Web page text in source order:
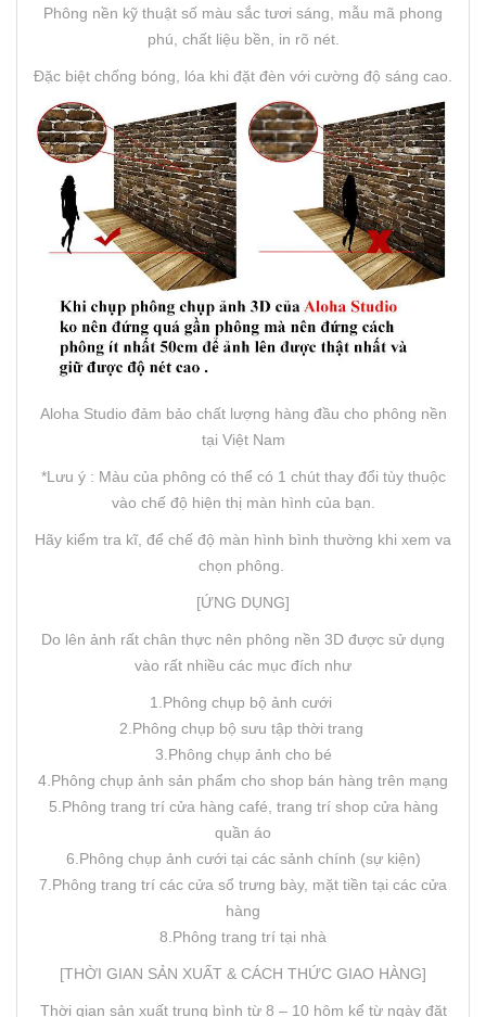
Phông nền kỹ thuật số màu sắc tươi sáng, mẫu mã phong
phú, chất liệu bền, in rõ nét.
Đặc biệt chống bóng, lóa khi đặt đèn với cường độ sáng cao.
Aloha Studio đảm bảo chất lượng hàng đầu cho phông nền
tại Việt Nam
*Lưu ý : Màu của phông có thể có 1 chút thay đổi tùy thuộc
vào chế độ hiện thị màn hình của bạn.
Hãy kiểm tra kĩ, để chế độ màn hình bình thường khi xem va
chọn phông.
[ỨNG DỤNG]
Do lên ảnh rất chân thực nên phông nền 3D được sử dụng
vào rất nhiều các mục đích như
1.Phông chụp bộ ảnh cưới
2.Phông chụp bộ sưu tập thời trang
3.Phông chụp ảnh cho bé
4.Phông chụp ảnh sản phẩm cho shop bán hàng trên mạng
5.Phông trang trí cửa hàng café, trang trí shop cửa hàng
quần áo
6.Phông chụp ảnh cưới tại các sảnh chính (sự kiện)
7.Phông trang trí các cửa sổ trưng bày, mặt tiền tại các cửa
hàng
8.Phông trang trí tại nhà
[THỜI GIAN SẢN XUẤT & CÁCH THỨC GIAO HÀNG]
Thời gian sản xuất trung bình từ 8 – 10 hôm kể từ ngày đặt